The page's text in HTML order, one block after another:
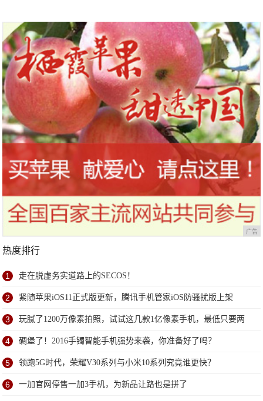
广告
热度排行
1 走在脱虚务实道路上的SECOS！
2 紧随苹果iOS11正式版更新，腾讯手机管家iOS防骚扰版上架
3 玩腻了1200万像素拍照，试试这几款1亿像素手机，最低只要两
千多
4 碉堡了！2016手镯智能手机强势来袭，你准备好了吗？
5 领跑5G时代，荣耀V30系列与小米10系列究竟谁更快？
6 一加官网停售一加3手机，为新品让路也是拼了